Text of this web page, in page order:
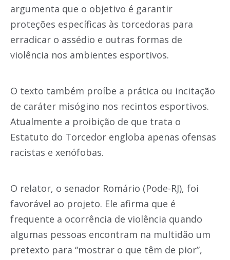
argumenta que o objetivo é garantir
proteções específicas às torcedoras para
erradicar o assédio e outras formas de
violência nos ambientes esportivos.
O texto também proíbe a prática ou incitação
de caráter misógino nos recintos esportivos.
Atualmente a proibição de que trata o
Estatuto do Torcedor engloba apenas ofensas
racistas e xenófobas.
O relator, o senador Romário (Pode-RJ), foi
favorável ao projeto. Ele afirma que é
frequente a ocorrência de violência quando
algumas pessoas encontram na multidão um
pretexto para “mostrar o que têm de pior”,